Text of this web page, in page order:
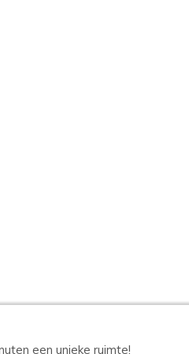
een unieke ruimte!